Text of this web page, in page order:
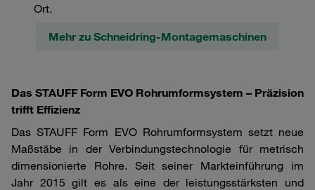
Ort.
Mehr zu Schneidring-Montagemaschinen
Das STAUFF Form EVO Rohrumformsystem – Präzision
trifft Effizienz
Das STAUFF Form EVO Rohrumformsystem setzt neue
Maßstäbe in der Verbindungstechnologie für metrisch
dimensionierte Rohre. Seit seiner Markteinführung im
Jahr 2015 gilt es als eine der leistungsstärksten und